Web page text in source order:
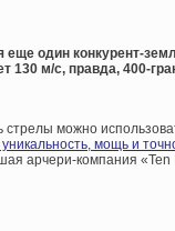
один конкурент-
130 м/с, правда, 400-
стрелы можно
мощь и
арчери-компания